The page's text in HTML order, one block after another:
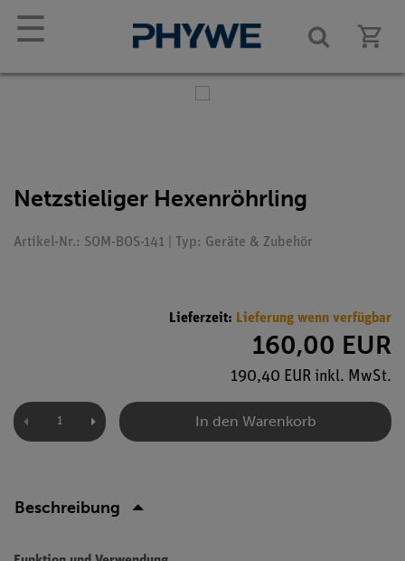
☰
Netzstieliger Hexenröhrling
Artikel-Nr.: SOM-BOS-141 | Typ: Geräte & Zubehör
Lieferzeit: Lieferung wenn verfügbar
160,00 EUR
190,40 EUR inkl. MwSt.
In den Warenkorb
Beschreibung